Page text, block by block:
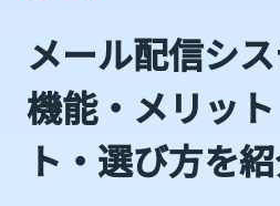
メール配信シ
機能・メリッ
ト・選び方を